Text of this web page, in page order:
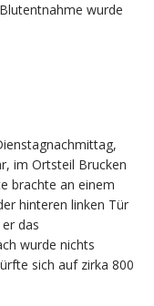
wurde
im Ortsteil Brucken
brachte an einem
hinteren linken Tür
das
wurde nichts
sich auf zirka 800